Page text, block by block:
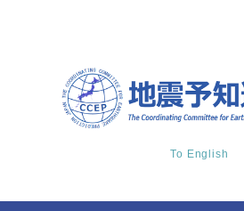
To English